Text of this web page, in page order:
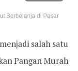
Berbelanja di Pasar
salah satu
Pangan Murah